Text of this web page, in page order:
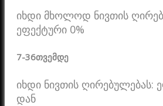
იხდი მხოლოდ ნივთის
ეფექტური 0%
7-36თვემდე
იხდი ნივთის ღირებულებას:
დან